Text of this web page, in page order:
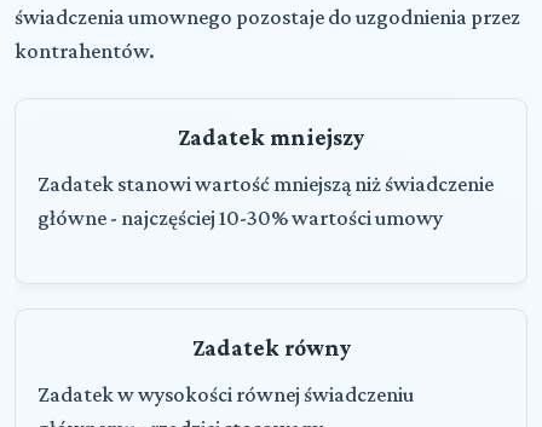
świadczenia umownego pozostaje do uzgodnienia przez
kontrahentów.
Zadatek mniejszy
Zadatek stanowi wartość mniejszą niż świadczenie
główne - najczęściej 10-30% wartości umowy
Zadatek równy
Zadatek w wysokości równej świadczeniu